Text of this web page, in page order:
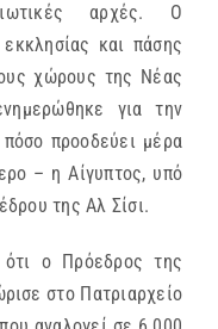
αρχές. Ο
και πάσης
χώρους της Νέας
για την
προοδεύει μέρα
– η Αίγυπτος, υπό
της Αλ Σίσι.
ότι ο Πρόεδρος της
στο Πατριαρχείο